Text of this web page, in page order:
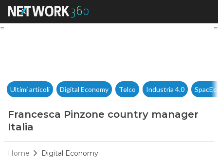
Francesca Pinzone country
Ultimi articoli Digital Economy Telco Industria 4.0
Francesca Pinzone country manager
Italia
Home Digital Economy